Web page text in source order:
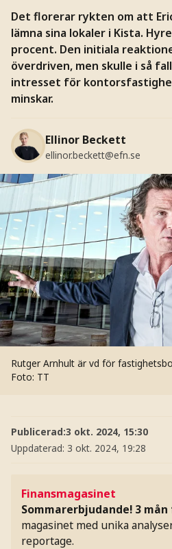
Det florerar rykten om att
lämna sina lokaler i Kista.
procent. Den initiala
överdriven, men skulle i så
intresset för
minskar.
Ellinor Beckett
ellinor.beckett@efn.se
Rutger Arnhult är vd för
Foto: TT
Publicerad:3 okt. 2024, 15:30
Uppdaterad: 3 okt. 2024, 19:28
Finansmagasinet
Sommarerbjudande! 3
magasinet med unika
reportage.